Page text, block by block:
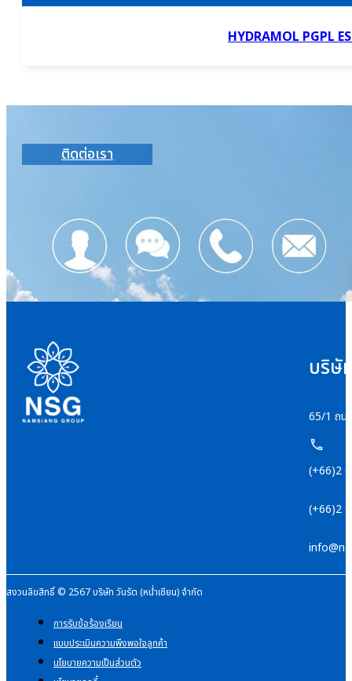
HYDRAMOL PGPL
ติดต่อเรา
บริษั
65/1 ถน
(+66)2
(+66)2
สงวนลิขสิทธิ์ © 2567 บริษัท วันรัต (หน่ำเซียน) จำกัด
การรับข้อร้องเรียน
แบบประเมินความพึงพอใจลูกค้า
นโยบายความเป็นส่วนตัว